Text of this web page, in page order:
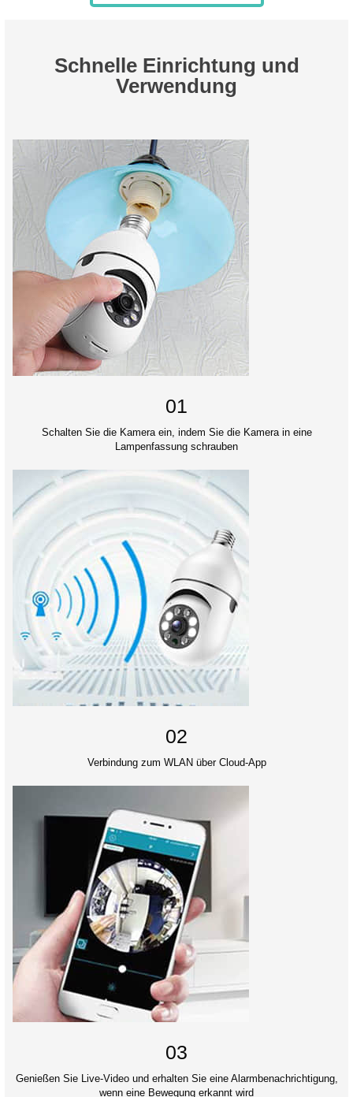
Schnelle Einrichtung und
Verwendung
01
Schalten Sie die Kamera ein, indem Sie die Kamera in eine
Lampenfassung schrauben
02
Verbindung zum WLAN über Cloud-App
03
Genießen Sie Live-Video und erhalten Sie eine Alarmbenachrichtigung,
wenn eine Bewegung erkannt wird